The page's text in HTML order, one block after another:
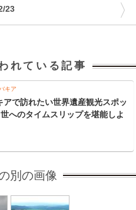
23 〉
れている記事
キア
アで訪れたい世界遺産観光スポッ
へのタイムスリップを堪能しよ
別の画像